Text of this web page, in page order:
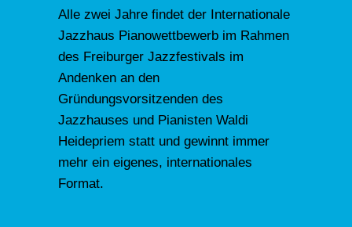
Alle zwei Jahre findet der Internationale
Jazzhaus Pianowettbewerb im Rahmen
des Freiburger Jazzfestivals im
Andenken an den
Gründungsvorsitzenden des
Jazzhauses und Pianisten Waldi
Heidepriem statt und gewinnt immer
mehr ein eigenes, internationales
Format.